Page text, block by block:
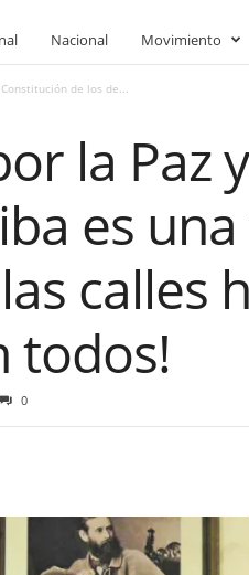
Nacional Movimiento
de los de...
la
es
calles
todos!
0